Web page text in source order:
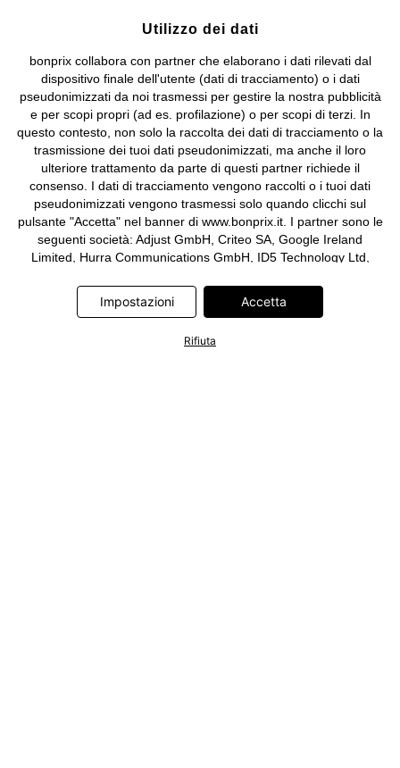
Utilizzo dei dati
bonprix collabora con partner che elaborano i dati rilevati dal
dispositivo finale dell'utente (dati di tracciamento) o i dati
pseudonimizzati da noi trasmessi per gestire la nostra pubblicità
e per scopi propri (ad es. profilazione) o per scopi di terzi. In
questo contesto, non solo la raccolta dei dati di tracciamento o la
trasmissione dei tuoi dati pseudonimizzati, ma anche il loro
ulteriore trattamento da parte di questi partner richiede il
consenso. I dati di tracciamento vengono raccolti o i tuoi dati
pseudonimizzati vengono trasmessi solo quando clicchi sul
pulsante "Accetta" nel banner di www.bonprix.it. I partner sono le
seguenti società: Adjust GmbH, Criteo SA, Google Ireland
Limited, Hurra Communications GmbH, ID5 Technology Ltd,
Limited, Pinterest Europe Limited, RTB-House GmbH, TikTok
Information Technologies UK Limited. Ulteriori informazioni sul
informativa privacy e cookie
Impostazioni Accetta
Rifiuta